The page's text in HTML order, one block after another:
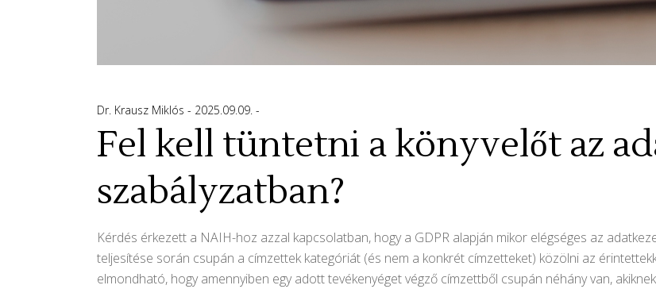
Dr. Krausz Miklós 2025.09.09.
Fel kell tüntetni a könyvelőt az
szabályzatban?
Kérdés érkezett a NAIH-hoz azzal kapcsolatban, hogy a GDPR alapján mikor elégséges az
teljesítése során csupán a címzettek kategóriát (és nem a konkrét címzetteket) közölni az
elmondható, hogy amennyiben egy adott tevékenyéget végző címzettből csupán néhány van,